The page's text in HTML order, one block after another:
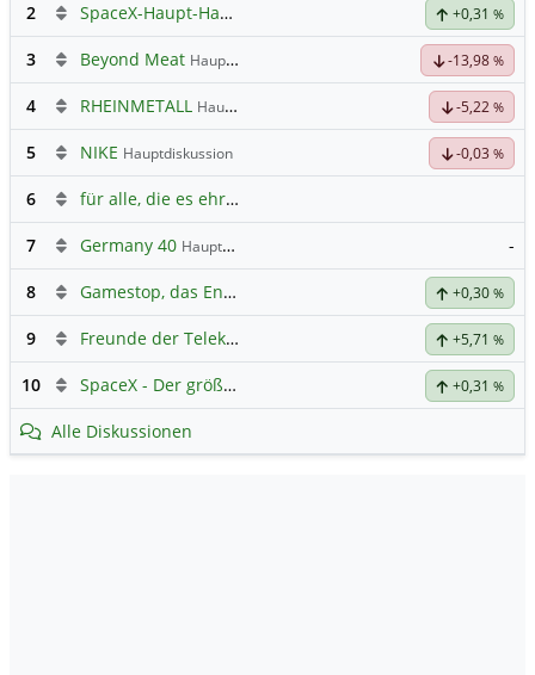
2 SpaceX-Haupt-Hauptforum +0,31 %
3 Beyond Meat Hauptdiskussion -13,98 %
4 RHEINMETALL Hauptdiskussion -5,22 %
5 NIKE Hauptdiskussion -0,03 %
6 für alle, die es ehrlich meinen beim Traden.
7 Germany 40 Hauptdiskussion -
8 Gamestop, das Ende naht +0,30 %
9 Freunde der Telekom +5,71 %
10 SpaceX - Der größte IPO der Geschichte +0,31 %
Alle Diskussionen